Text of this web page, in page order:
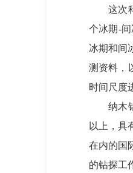
这次科
个冰期-
冰期和间
测资料，
时间尺度
纳木错
以上，具
在内的国
的钻探工